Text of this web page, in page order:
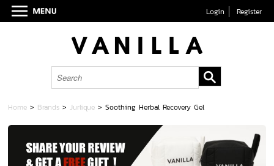
Login Register
Home > Brands >Jurlique >Soothing Herbal Recovery Gel